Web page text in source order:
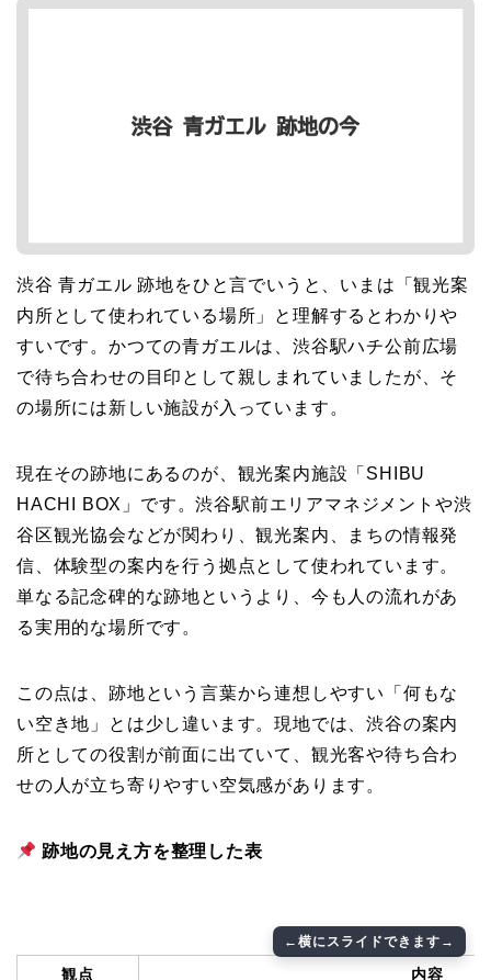
渋谷 青ガエル 跡地をひと言でいうと、いまは「観光案
内所として使われている場所」と理解するとわかりや
すいです。かつての青ガエルは、渋谷駅ハチ公前広場
で待ち合わせの目印として親しまれていましたが、そ
の場所には新しい施設が入っています。
現在その跡地にあるのが、観光案内施設「SHIBU
HACHI BOX」です。渋谷駅前エリアマネジメントや渋
谷区観光協会などが関わり、観光案内、まちの情報発
信、体験型の案内を行う拠点として使われています。
単なる記念碑的な跡地というより、今も人の流れがあ
る実用的な場所です。
この点は、跡地という言葉から連想しやすい「何もな
い空き地」とは少し違います。現地では、渋谷の案内
所としての役割が前面に出ていて、観光客や待ち合わ
せの人が立ち寄りやすい空気感があります。
跡地の見え方を整理した表
観点 内容